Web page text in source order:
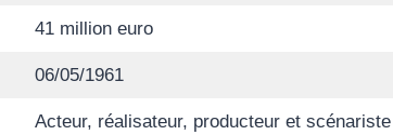
41 million euro
06/05/1961
Acteur, réalisateur, producteur et scénariste